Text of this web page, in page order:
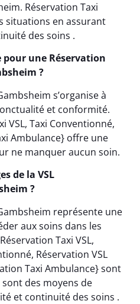
Réservation Taxi
situations en assurant
des soins .
pour une Réservation
?
s’organise à
et conformité.
VSL, Taxi Conventionné,
Ambulance} offre une
ne manquer aucun soin.
de la VSL
?
représente une
aux soins dans les
Taxi VSL,
Réservation VSL
Taxi Ambulance} sont
des moyens de
et continuité des soins .